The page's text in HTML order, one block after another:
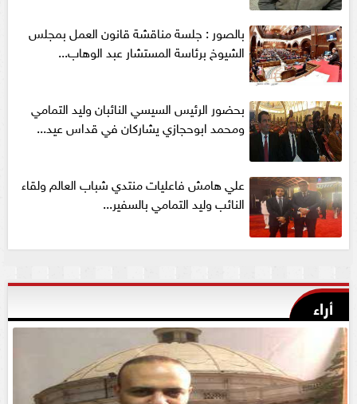
بالصور : جلسة مناقشة قانون العمل بمجلس
الشيوخ برئاسة المستشار عبد الوهاب...
بحضور الرئيس السيسي النائبان وليد التمامي
ومحمد ابوحجازي يشاركان في قداس عيد...
علي هامش فاعليات منتدي شباب العالم ولقاء
النائب وليد التمامي بالسفير...
أراء